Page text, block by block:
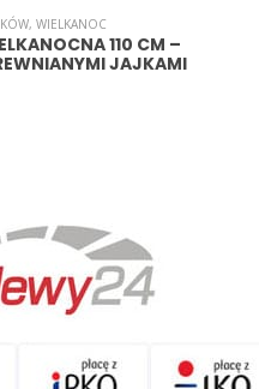
, WIELKANOC
110 CM –
JAJKAMI